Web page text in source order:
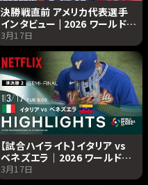
決勝戦直前 アメリカ代表選手
インタビュー | 2026 ワールドベ
ースボールクラシック |
Netflix Japan
3月17日
【試合ハイライト】イタリア vs
ベネズエラ｜2026 ワールドベ
ースボールクラシック |
Netflix Japan
3月17日